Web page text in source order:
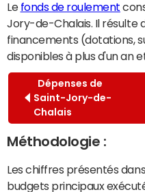
Le fonds de roulement
Jory-de-Chalais. Il résulte
financements (dotations,
disponibles à plus d'un an
Dépenses de
Saint-Jory-de-
Chalais
Méthodologie :
Les chiffres présentés
budgets principaux